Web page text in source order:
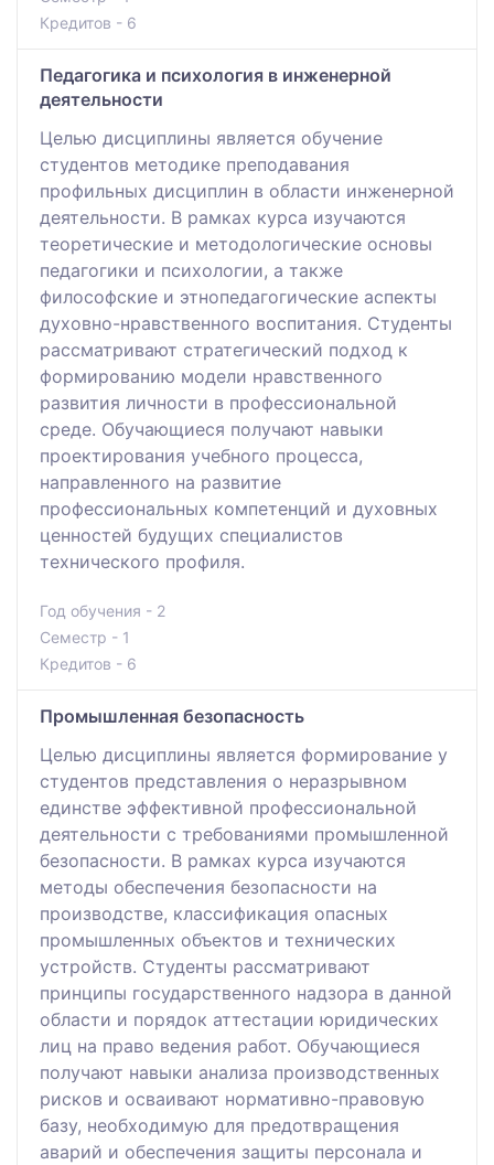
Кредитов - 6
Педагогика и психология в инженерной
деятельности
Целью дисциплины является обучение
студентов методике преподавания
профильных дисциплин в области инженерной
деятельности. В рамках курса изучаются
теоретические и методологические основы
педагогики и психологии, а также
философские и этнопедагогические аспекты
духовно-нравственного воспитания. Студенты
рассматривают стратегический подход к
формированию модели нравственного
развития личности в профессиональной
среде. Обучающиеся получают навыки
проектирования учебного процесса,
направленного на развитие
профессиональных компетенций и духовных
ценностей будущих специалистов
технического профиля.
Год обучения - 2
Семестр - 1
Кредитов - 6
Промышленная безопасность
Целью дисциплины является формирование у
студентов представления о неразрывном
единстве эффективной профессиональной
деятельности с требованиями промышленной
безопасности. В рамках курса изучаются
методы обеспечения безопасности на
производстве, классификация опасных
промышленных объектов и технических
устройств. Студенты рассматривают
принципы государственного надзора в данной
области и порядок аттестации юридических
лиц на право ведения работ. Обучающиеся
получают навыки анализа производственных
рисков и осваивают нормативно-правовую
базу, необходимую для предотвращения
аварий и обеспечения защиты персонала и